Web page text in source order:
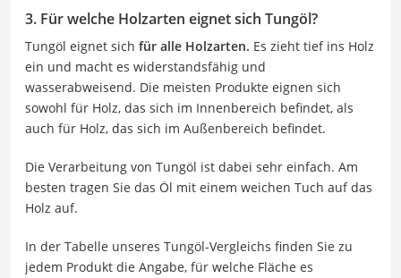
3. Für welche Holzarten eignet sich Tungöl?
Tungöl eignet sich für alle Holzarten. Es zieht tief ins Holz
ein und macht es widerstandsfähig und
wasserabweisend. Die meisten Produkte eignen sich
sowohl für Holz, das sich im Innenbereich befindet, als
auch für Holz, das sich im Außenbereich befindet.
Die Verarbeitung von Tungöl ist dabei sehr einfach. Am
besten tragen Sie das Öl mit einem weichen Tuch auf das
Holz auf.
In der Tabelle unseres Tungöl-Vergleichs finden Sie zu
jedem Produkt die Angabe, für welche Fläche es